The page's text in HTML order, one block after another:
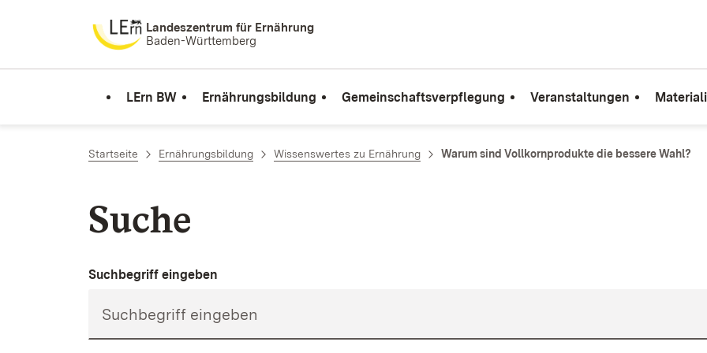
Zum Inhalt springenLandeszentrum für Ernährung
Baden-Württemberg
LErn BW Ernährungsbildung Gemeinschaftsverpflegung Veranstaltungen
Startseite Ernährungsbildung Wissenswertes zu Ernährung Warum sind Vollkornprodukte die bessere Wahl?
Suche
Suchbegriff eingeben